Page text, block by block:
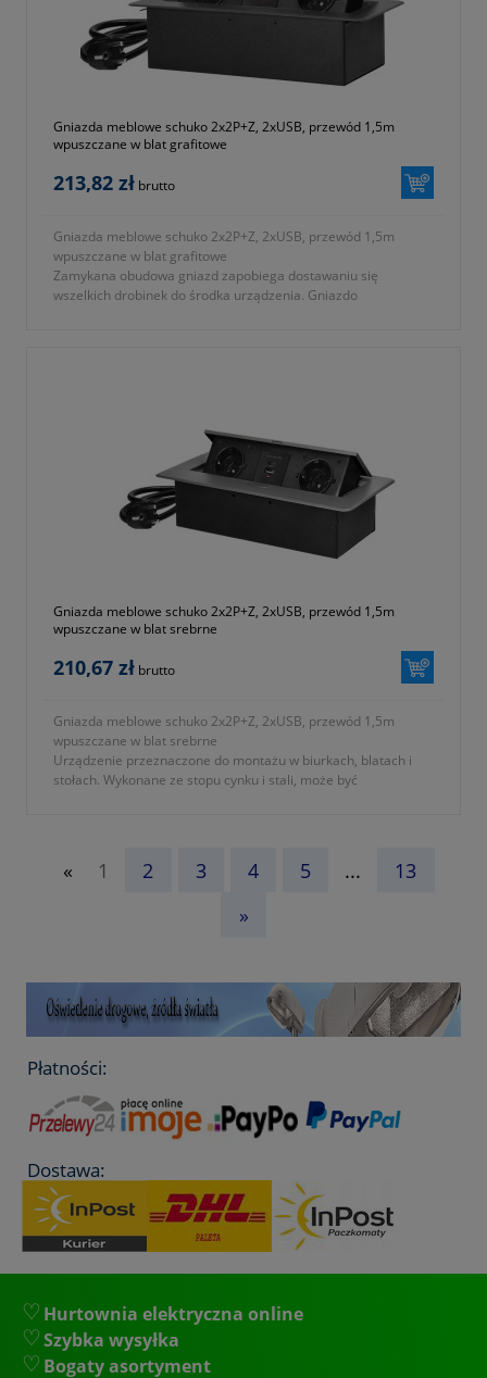
Gniazda meblowe schuko 2x2P+Z, 2xUSB, przewód 1,5m
wpuszczane w blat grafitowe
213,82 zł brutto
Gniazda meblowe schuko 2x2P+Z, 2xUSB, przewód 1,5m
wpuszczane w blat grafitowe
Zamykana obudowa gniazd zapobiega dostawaniu się
wszelkich drobinek do środka urządzenia. Gniazdo
Gniazda meblowe schuko 2x2P+Z, 2xUSB, przewód 1,5m
wpuszczane w blat srebrne
210,67 zł brutto
Gniazda meblowe schuko 2x2P+Z, 2xUSB, przewód 1,5m
wpuszczane w blat srebrne
Urządzenie przeznaczone do montażu w biurkach, blatach i
stołach. Wykonane ze stopu cynku i stali, może być
« 1 2 3 4 5 ...
13
»
Płatności:
Dostawa:
Hurtownia elektryczna online
Szybka wysyłka
Bogaty asortyment